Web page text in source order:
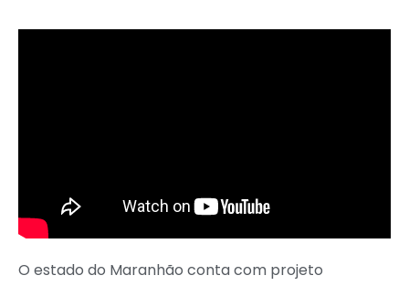
O estado do Maranhão conta com projeto